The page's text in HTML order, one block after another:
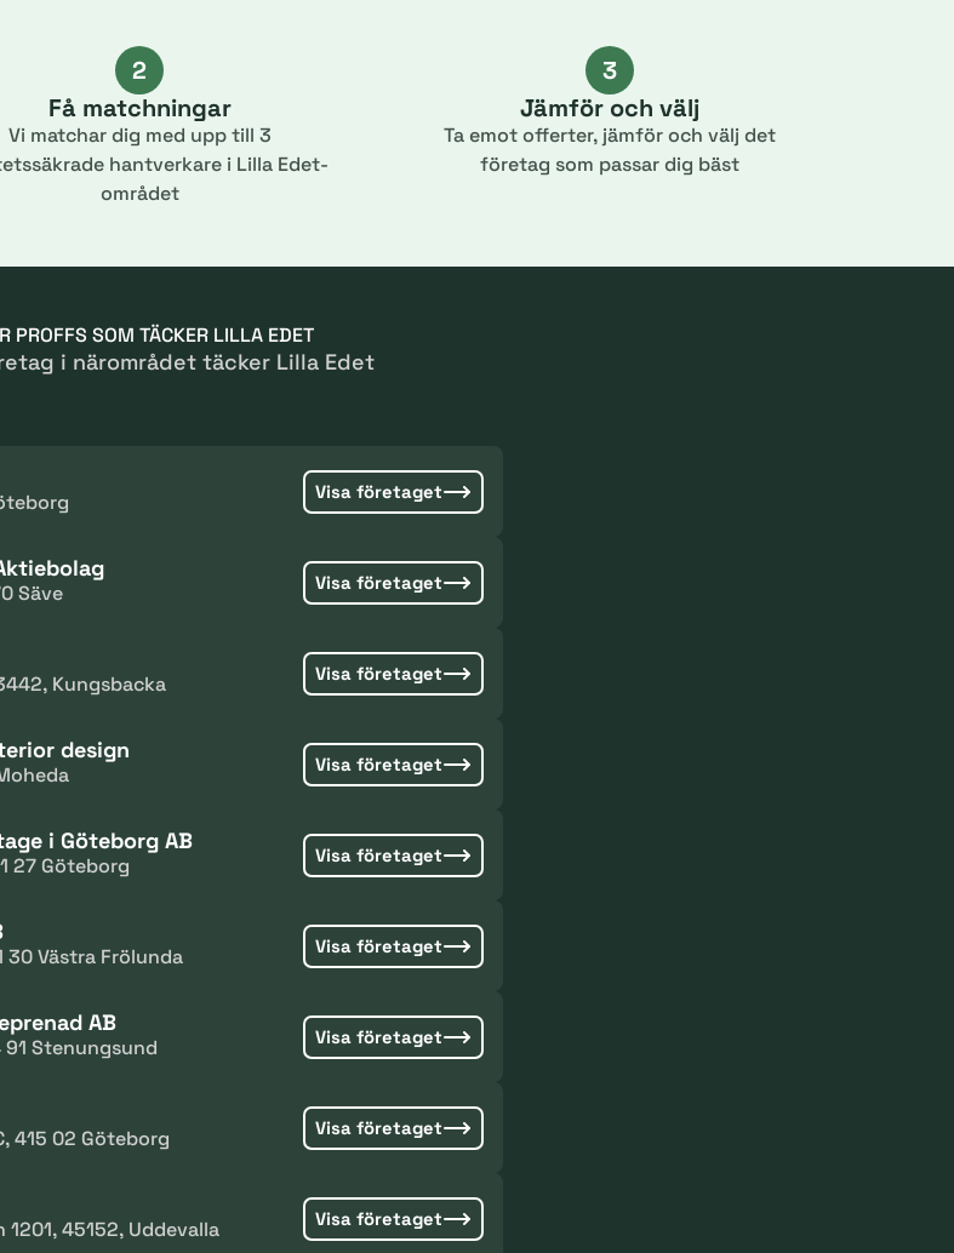
2
Få matchningar
Vi matchar dig med upp till 3
hantverkare i Lilla Edet-
området
3
Jämför och välj
Ta emot offerter, jämför och välj det
företag som passar dig bäst
PROFFS SOM TÄCKER LILLA EDET
i närområdet täcker Lilla Edet
Visa företaget
Säve Visa företaget
Kungsbacka Visa företaget
design
Visa företaget
i Göteborg AB
27 Göteborg Visa företaget
30 Västra Frölunda Visa företaget
AB
Stenungsund Visa företaget
415 02 Göteborg Visa företaget
45152, Uddevalla Visa företaget